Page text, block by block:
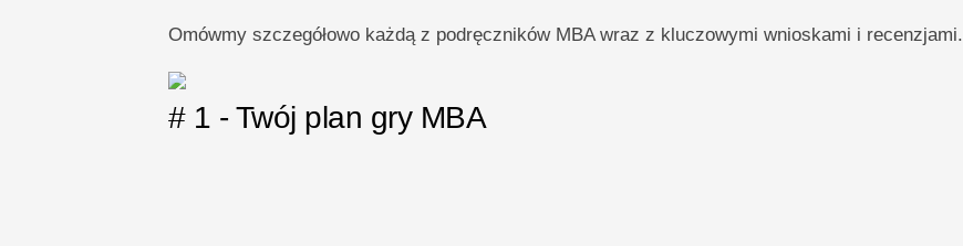
Omówmy szczegółowo każdą z podręczników MBA wraz z kluczowymi wnioskami i recenzjami.
# 1 - Twój plan gry MBA